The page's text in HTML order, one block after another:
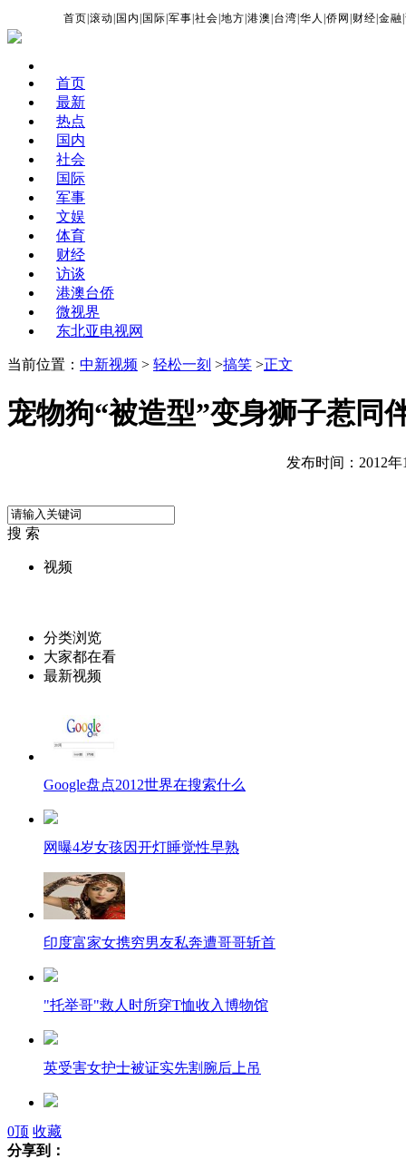
首页 |滚动 国内 国际 |军事 |社会 |地方 |港澳 台湾 |华人 |侨网 财经 |金融 |
首页
最新
热点
国内
社会
国际
军事
文娱
体育
财经
访谈
港澳台侨
微视界
东北亚电视网
当前位置： 中新视频 > 轻松一刻 >搞笑 >正文
宠物狗“被造型”变身狮子惹同
发布时间：2012年
搜 索
视频
分类浏览
大家都在看
最新视频
Google盘点2012世界在搜索什么
网曝4岁女孩因开灯睡觉性早熟
印度富家女携穷男友私奔遭哥哥斩首
"托举哥"救人时所穿T恤收入博物馆
英受害女护士被证实先割腕后上吊
iPhone5上市 北京苹果店遭人砸玻璃
0顶 收藏
分享到：